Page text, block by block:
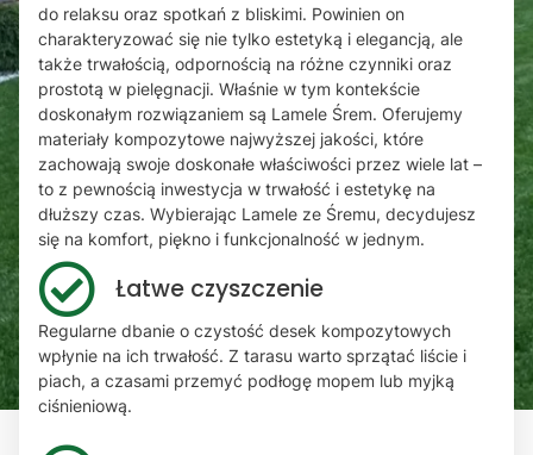
do relaksu oraz spotkań z bliskimi. Powinien on
charakteryzować się nie tylko estetyką i elegancją, ale
także trwałością, odpornością na różne czynniki oraz
prostotą w pielęgnacji. Właśnie w tym kontekście
doskonałym rozwiązaniem są Lamele Śrem. Oferujemy
materiały kompozytowe najwyższej jakości, które
zachowają swoje doskonałe właściwości przez wiele lat –
to z pewnością inwestycja w trwałość i estetykę na
dłuższy czas. Wybierając Lamele ze Śremu, decydujesz
się na komfort, piękno i funkcjonalność w jednym.
Łatwe czyszczenie
Regularne dbanie o czystość desek kompozytowych
wpłynie na ich trwałość. Z tarasu warto sprzątać liście i
piach, a czasami przemyć podłogę mopem lub myjką
ciśnieniową.